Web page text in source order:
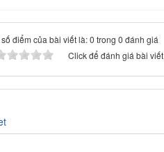
điểm của bài viết là: 0 trong 0 đánh giá
Click để đánh giá bài viết